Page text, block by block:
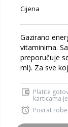
Cijena
Gazirano
vitaminima.
preporučuje
ml). Za sve
Platite
karticama
Povrat